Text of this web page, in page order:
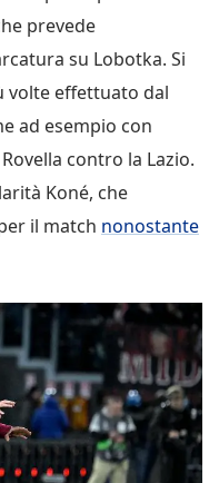
prevede
su Lobotka. Si
effettuato dal
ad esempio con
contro la Lazio.
Koné, che
il match nonostante